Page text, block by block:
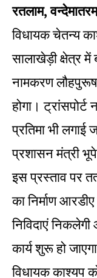
रतलाम,
विधायक चेतन्य
सालाखेड़ी क्षेत्र
नामकरण
होगा।
प्रतिमा भी
प्रशासन मंत्री
इस प्रस्ताव पर
का निर्माण
निविदाएं
कार्य शुरू हो
विधायक काश्यप